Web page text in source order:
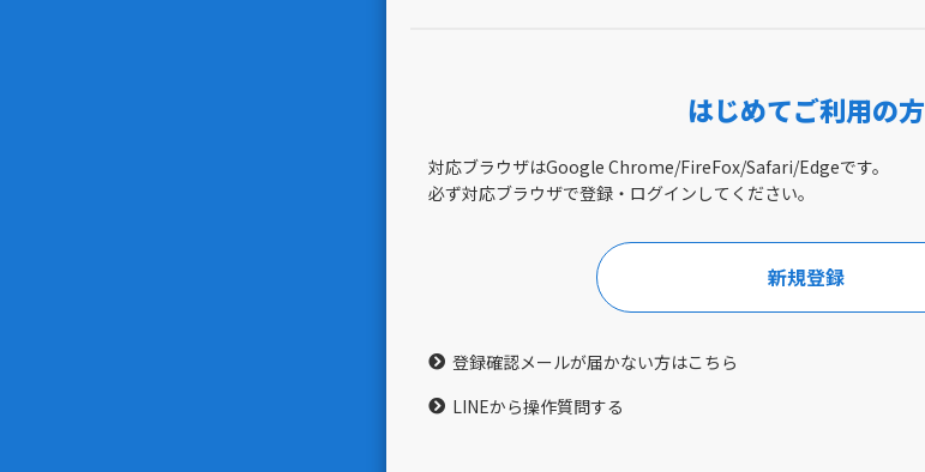
はじめてご利用の方
対応ブラウザはGoogle Chrome/FireFox/Safari/Edgeです。
必ず対応ブラウザで登録・ログインしてください。
新規登録
登録確認メールが届かない方はこちら
LINEから操作質問する